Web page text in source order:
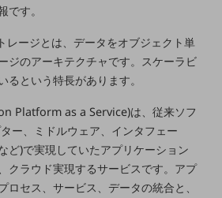
ン
ご紹介し、
ト！
です。
レージとは、データをオブジェクト単
ジのアーキテクチャです。スケーラビ
るという特長があります。
Platform as a Service)は、従来ソフ
ー、ミドルウェア、インタフェー
ど)で実現していたアプリケーション
クラウド実現するサービスです。アプ
ロセス、サービス、データの統合と、